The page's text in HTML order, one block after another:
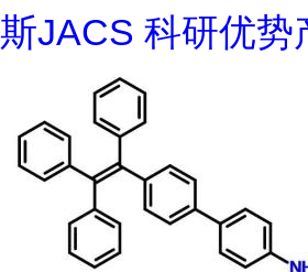
斯JACS 科研优势